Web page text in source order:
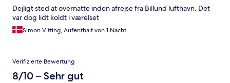
Dejligt sted at overnatte inden afrejse fra Billund lufthavn. Det
var dog lidt koldt i værelset
Simon Vitting, Aufenthalt von 1 Nacht
Verifizierte Bewertung
8/10 – Sehr gut